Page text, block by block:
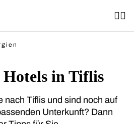
Hotels in Tiflis
nach Tiflis und sind noch auf
Unterkunft? Dann